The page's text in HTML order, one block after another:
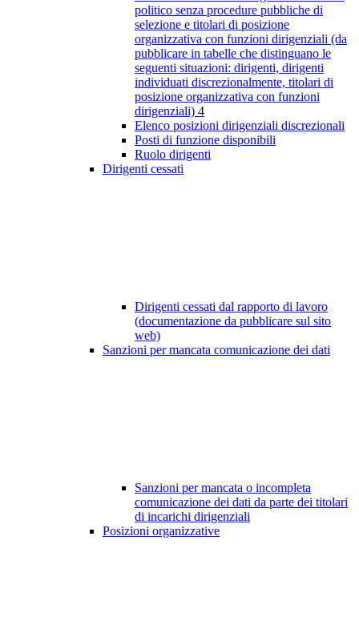
politico senza procedure pubbliche di
selezione e titolari di posizione
organizzativa con funzioni dirigenziali (da
pubblicare in tabelle che distinguano le
seguenti situazioni: dirigenti, dirigenti
individuati discrezionalmente, titolari di
posizione organizzativa con funzioni
dirigenziali) 4
Elenco posizioni dirigenziali discrezionali
Posti di funzione disponibili
Ruolo dirigenti
Dirigenti cessati
Dirigenti cessati dal rapporto di lavoro
(documentazione da pubblicare sul sito
web)
Sanzioni per mancata comunicazione dei dati
Sanzioni per mancata o incompleta
comunicazione dei dati da parte dei titolari
di incarichi dirigenziali
Posizioni organizzative